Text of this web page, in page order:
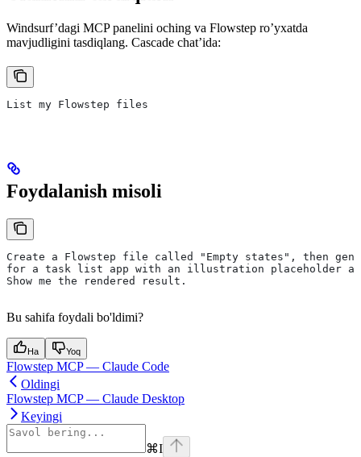
Windsurf’dagi MCP panelini oching va Flowstep ro’yxatda
mavjudligini tasdiqlang. Cascade chat’ida:
List my Flowstep files
Foydalanish misoli
Create a Flowstep file called "Empty states", then
for a task list app with an illustration placeholder
Show me the rendered result.
Bu sahifa foydali bo'ldimi?
Ha Yoq
Flowstep MCP — Claude Code
Oldingi
Flowstep MCP — Claude Desktop
Keyingi
⌘I